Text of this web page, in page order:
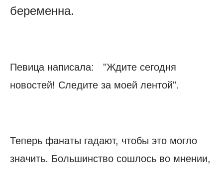
беременна.
Певица написала: "Ждите сегодня
новостей! Следите за моей лентой".
Теперь фанаты гадают, чтобы это могло
значить. Большинство сошлось во мнении,